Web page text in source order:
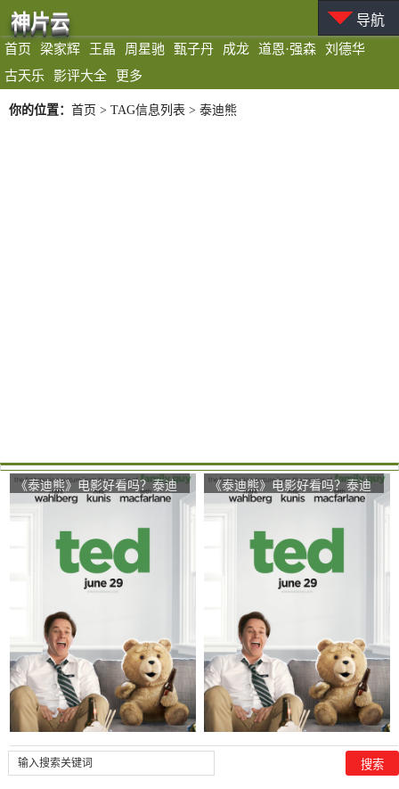
首页 梁家辉 王晶 周星驰 甄子丹 成龙 道恩·强森
刘德华
古天乐
影评大全 更多
神片云 导航
你的位置： 首页 > TAG信息列表 > 泰迪熊
《泰迪熊》电影好看吗？泰迪
熊影评及简介
《泰迪熊》电影好看吗？泰迪
熊影评及简介